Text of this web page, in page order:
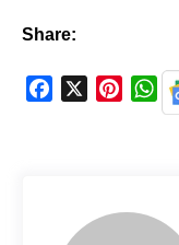
Share:
W
h
A